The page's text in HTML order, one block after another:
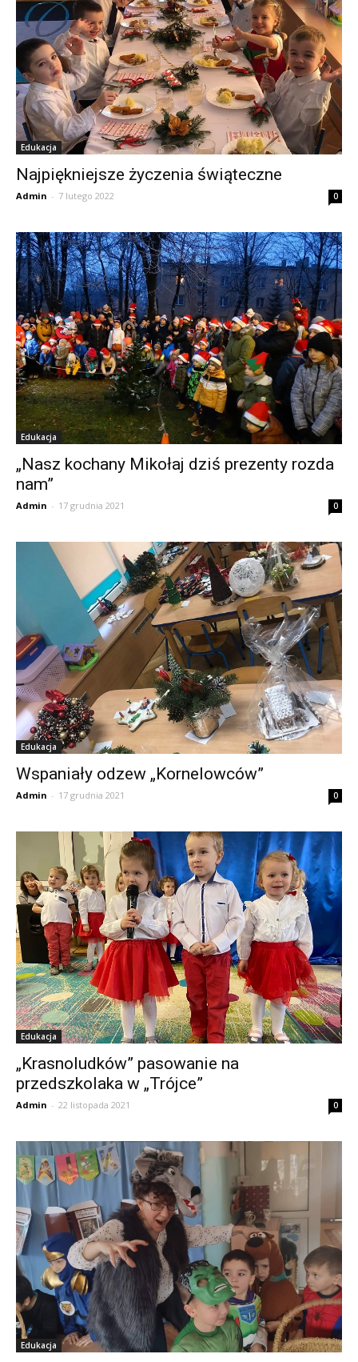
Edukacja
Najpiękniejsze życzenia świąteczne
Admin - 7 lutego 2022 0
Edukacja
„Nasz kochany Mikołaj dziś prezenty rozda
nam”
Admin - 17 grudnia 2021 0
Edukacja
Wspaniały odzew „Kornelowców”
Admin - 17 grudnia 2021 0
Edukacja
„Krasnoludków” pasowanie na
przedszkolaka w „Trójce”
Admin - 22 listopada 2021 0
Edukacja